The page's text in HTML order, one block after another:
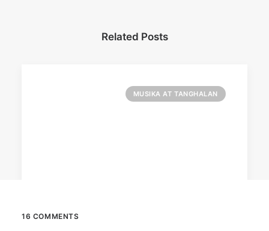
Related Posts
MUSIKA AT TANGHALAN
16 COMMENTS